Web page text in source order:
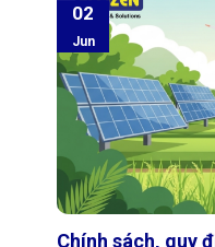
Chính sách, quy
02
Jun